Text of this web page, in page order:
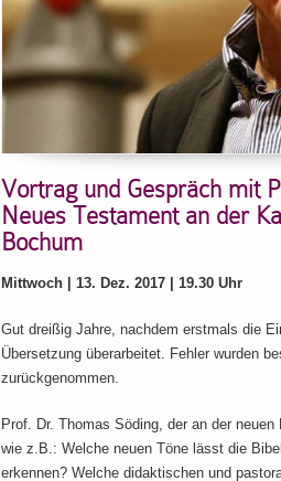
Vortrag und Gespräch mit
Neues Testament an der
Bochum
Mittwoch | 13. Dez. 2017 | 19.30 Uhr
Gut dreißig Jahre, nachdem erstmals die
Übersetzung überarbeitet. Fehler wurden
zurückgenommen.
Prof. Dr. Thomas Söding, der an der
wie z.B.: Welche neuen Töne lässt die
erkennen? Welche didaktischen und